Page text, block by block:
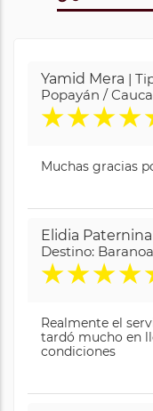
Yamid Mera |
Popayán /
★★★★
Muchas gracias
Elidia Paternina
Destino:
★★★★
Realmente el
tardó mucho en
condiciones